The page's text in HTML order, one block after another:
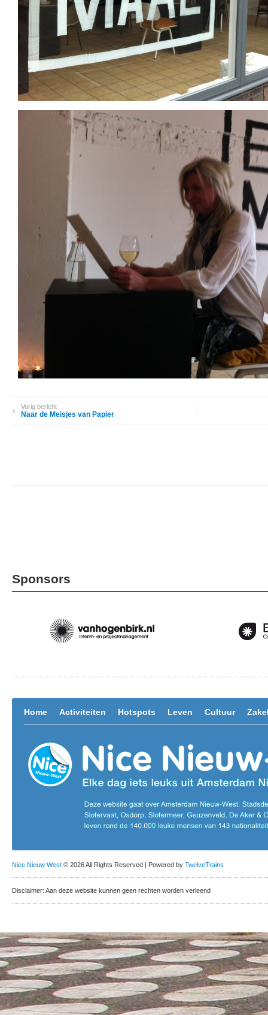
Vorig bericht
Naar de Meisjes van Papier
Sponsors
Home Activiteiten Hotspots Leven Cultuur
Nice Nieuw West © 2026 All Rights Reserved | Powered by TwelveTrains
Disclaimer: Aan deze website kunnen geen rechten worden verleend